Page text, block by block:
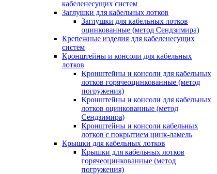
кабеленесущих систем
Заглушки для кабельных лотков
Заглушки для кабельных лотков
оцинкованные (метод Сендзимира)
Крепежные изделия для кабеленесущих
систем
Кронштейны и консоли для кабельных
лотков
Кронштейны и консоли для кабельных
лотков горячеоцинкованные (метод
погружения)
Кронштейны и консоли для кабельных
лотков оцинкованные (метод
Сендзимира)
Кронштейны и консоли кабельных
лотков с покрытием цинк-ламель
Крышки для кабельных лотков
Крышки для кабельных лотков
горячеоцинкованные (метод
погружения)